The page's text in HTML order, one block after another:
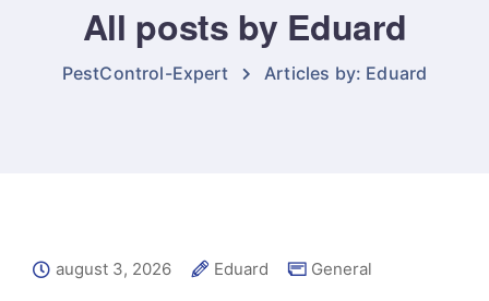
All posts by Eduard
PestControl-Expert Articles by: Eduard
august 3, 2026 Eduard General